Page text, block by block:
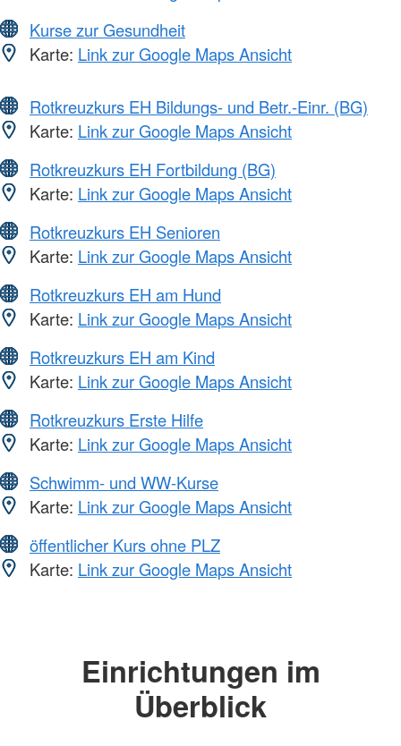
Kurse zur Gesundheit
Karte: Link zur Google Maps Ansicht
Rotkreuzkurs EH Bildungs- und Betr.-Einr. (BG)
Karte: Link zur Google Maps Ansicht
Rotkreuzkurs EH Fortbildung (BG)
Karte: Link zur Google Maps Ansicht
Rotkreuzkurs EH Senioren
Karte: Link zur Google Maps Ansicht
Rotkreuzkurs EH am Hund
Karte: Link zur Google Maps Ansicht
Rotkreuzkurs EH am Kind
Karte: Link zur Google Maps Ansicht
Rotkreuzkurs Erste Hilfe
Karte: Link zur Google Maps Ansicht
Schwimm- und WW-Kurse
Karte: Link zur Google Maps Ansicht
öffentlicher Kurs ohne PLZ
Karte: Link zur Google Maps Ansicht
Einrichtungen im
Überblick